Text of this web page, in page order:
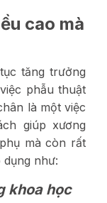
cao mà
tăng trưởng
phẫu thuật
là một việc
giúp xương
mà còn rất
như:
khoa học